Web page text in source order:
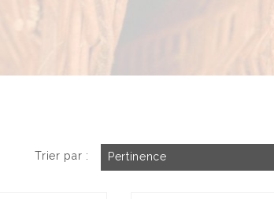
Trier par : Pertinence